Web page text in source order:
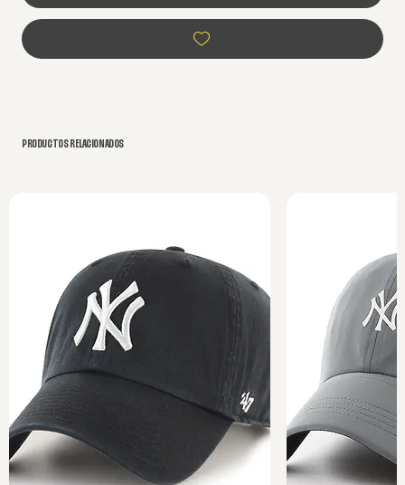
PRODUCTOS RELACIONADOS